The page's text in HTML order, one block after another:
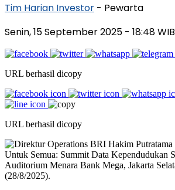
Tim Harian Investor - Pewarta
Senin, 15 September 2025 - 18:48 WIB
URL berhasil dicopy
URL berhasil dicopy